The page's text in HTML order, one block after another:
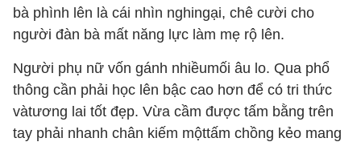
bà phình lên là cái nhìn nghingại, chê cười cho
người đàn bà mất năng lực làm mẹ rộ lên.
Người phụ nữ vốn gánh nhiềumối âu lo. Qua phổ
thông cần phải học lên bậc cao hơn để có tri thức
vàtương lai tốt đẹp. Vừa cầm được tấm bằng trên
tay phải nhanh chân kiếm mộttấm chồng kẻo mang